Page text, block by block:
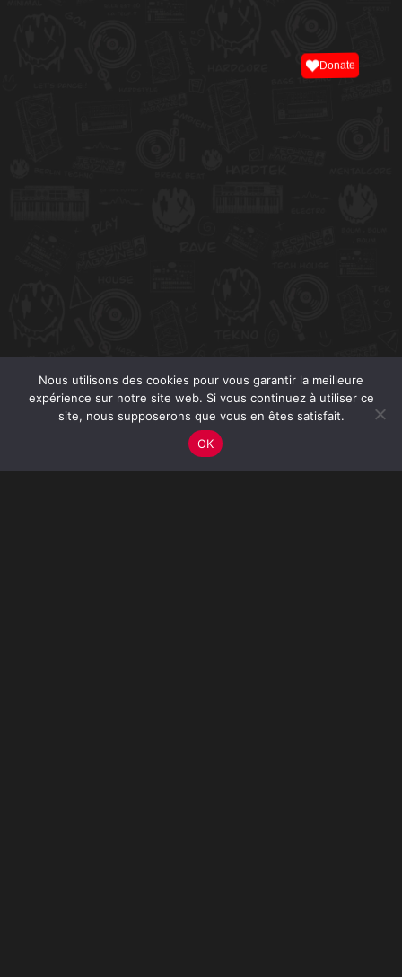
Nous utilisons des cookies pour vous garantir la meilleure
expérience sur notre site web. Si vous continuez à utiliser ce
site, nous supposerons que vous en êtes satisfait.
OK
Donate